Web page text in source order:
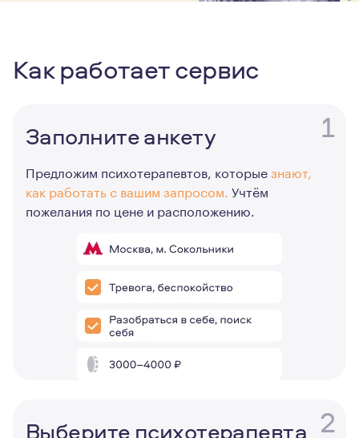
Как работает сервис
1
Заполните анкету
Предложим психотерапевтов, которыезнают,
как работать с вашим запросом. Учтём
пожелания по цене и расположению.
2
Выберите психотерапевта